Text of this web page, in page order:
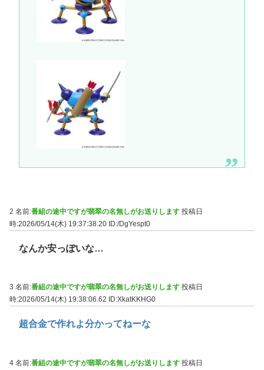
2 名前:番組の途中ですが翡翠の名無しがお送りします 投稿日
時:2026/05/14(木) 19:37:38.20 ID:/DgYespt0
なんか安っぽいな…
3 名前:番組の途中ですが翡翠の名無しがお送りします 投稿日
時:2026/05/14(木) 19:38:06.62
ID:XkatKKHG0
超合金で作れよ分かってねーな
4 名前:番組の途中ですが翡翠の名無しがお送りします 投稿日